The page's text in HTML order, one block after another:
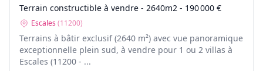
Terrain constructible à vendre - 2640m2 - 190 000 €
Escales (11200)
Terrains à bâtir exclusif (2640 m²) avec vue panoramique
exceptionnelle plein sud, à vendre pour 1 ou 2 villas à
Escales (11200 - ...